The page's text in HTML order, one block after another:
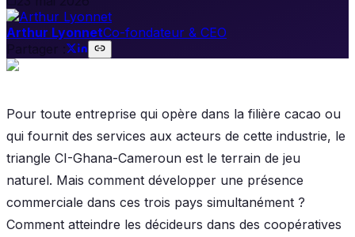
Arthur LyonnetCo-fondateur & CEO
Partager :
Pour toute entreprise qui opère dans la filière cacao ou
qui fournit des services aux acteurs de cette industrie, le
triangle CI-Ghana-Cameroun est le terrain de jeu
naturel. Mais comment développer une présence
commerciale dans ces trois pays simultanément ?
Comment atteindre les décideurs dans des coopératives